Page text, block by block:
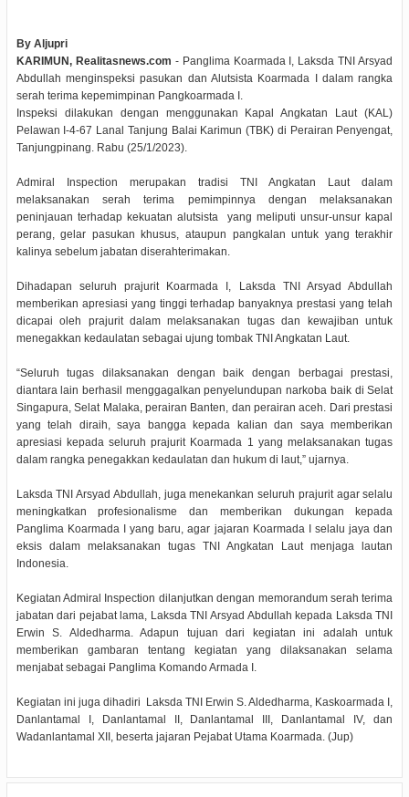
By Aljupri
KARIMUN, Realitasnews.com - Panglima Koarmada I, Laksda TNI Arsyad
Abdullah menginspeksi pasukan dan Alutsista Koarmada I dalam rangka
serah terima kepemimpinan Pangkoarmada I.
Inspeksi dilakukan dengan menggunakan Kapal Angkatan Laut (KAL)
Pelawan I-4-67 Lanal Tanjung Balai Karimun (TBK) di Perairan Penyengat,
Tanjungpinang. Rabu (25/1/2023).
Admiral Inspection merupakan tradisi TNI Angkatan Laut dalam
melaksanakan serah terima pemimpinnya dengan melaksanakan
peninjauan terhadap kekuatan alutsista yang meliputi unsur-unsur kapal
perang, gelar pasukan khusus, ataupun pangkalan untuk yang terakhir
kalinya sebelum jabatan diserahterimakan.
Dihadapan seluruh prajurit Koarmada I, Laksda TNI Arsyad Abdullah
memberikan apresiasi yang tinggi terhadap banyaknya prestasi yang telah
dicapai oleh prajurit dalam melaksanakan tugas dan kewajiban untuk
menegakkan kedaulatan sebagai ujung tombak TNI Angkatan Laut.
“Seluruh tugas dilaksanakan dengan baik dengan berbagai prestasi,
diantara lain berhasil menggagalkan penyelundupan narkoba baik di Selat
Singapura, Selat Malaka, perairan Banten, dan perairan aceh. Dari prestasi
yang telah diraih, saya bangga kepada kalian dan saya memberikan
apresiasi kepada seluruh prajurit Koarmada 1 yang melaksanakan tugas
dalam rangka penegakkan kedaulatan dan hukum di laut,” ujarnya.
Laksda TNI Arsyad Abdullah, juga menekankan seluruh prajurit agar selalu
meningkatkan profesionalisme dan memberikan dukungan kepada
Panglima Koarmada I yang baru, agar jajaran Koarmada I selalu jaya dan
eksis dalam melaksanakan tugas TNI Angkatan Laut menjaga lautan
Indonesia.
Kegiatan Admiral Inspection dilanjutkan dengan memorandum serah terima
jabatan dari pejabat lama, Laksda TNI Arsyad Abdullah kepada Laksda TNI
Erwin S. Aldedharma. Adapun tujuan dari kegiatan ini adalah untuk
memberikan gambaran tentang kegiatan yang dilaksanakan selama
menjabat sebagai Panglima Komando Armada I.
Kegiatan ini juga dihadiri Laksda TNI Erwin S. Aldedharma, Kaskoarmada I,
Danlantamal I, Danlantamal II, Danlantamal III, Danlantamal IV, dan
Wadanlantamal XII, beserta jajaran Pejabat Utama Koarmada. (Jup)